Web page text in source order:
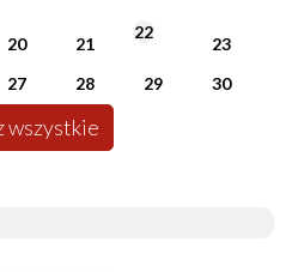
20 21
22
23
27 28 29 30
wszystkie